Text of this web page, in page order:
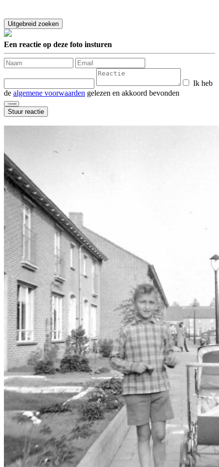
Een reactie op deze foto insturen
Ik heb
de algemene voorwaarden gelezen en akkoord bevonden